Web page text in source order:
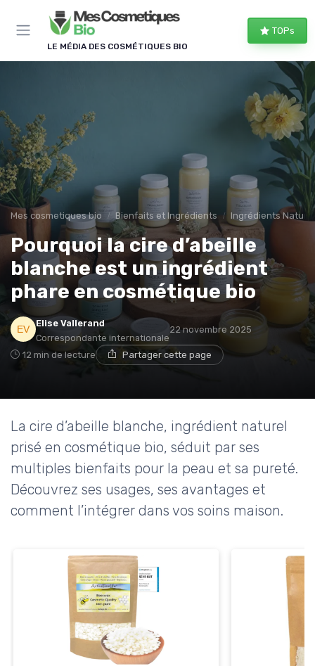
LE MÉDIA DES COSMÉTIQUES BIO
TOPs
Mes cosmetiques bio Bienfaits et Ingrédients Ingrédients
Pourquoi la cire d’abeille
blanche est un ingrédient
phare en cosmétique bio
Elise Vallerand
Correspondante internationale
22 novembre 2025
12 min de lecture Partager cette page
La cire d’abeille blanche, ingrédient naturel
prisé en cosmétique bio, séduit par ses
multiples bienfaits pour la peau et sa pureté.
Découvrez ses usages, ses avantages et
comment l’intégrer dans vos soins maison.
Panneau de gestion des cookies